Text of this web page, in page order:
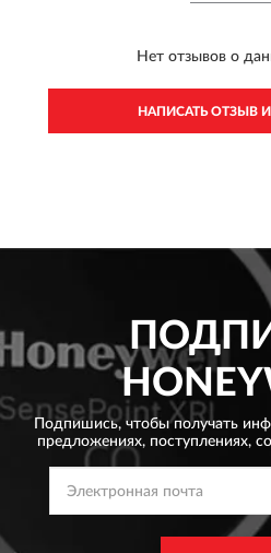
Нет отзывов о
НАПИСАТЬ ОТЗЫВ
Подпишись, чтобы получать
предложениях, поступлениях,